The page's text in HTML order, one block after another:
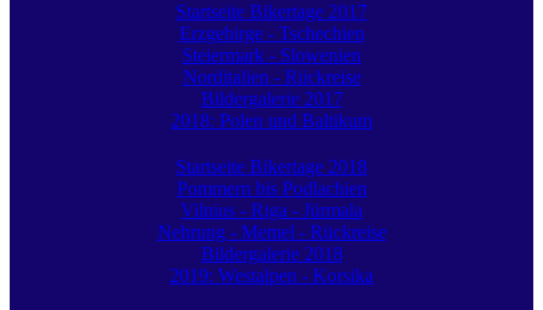
Startseite Bikertage 2017
Erzgebirge - Tschechien
Steiermark - Slowenien
Norditalien - Rückreise
Bildergalerie 2017
2018: Polen und Baltikum
Startseite Bikertage 2018
Pommern bis Podlachien
Vilnius - Riga - Jürmala
Nehrung - Memel - Rückreise
Bildergalerie 2018
2019: Westalpen - Korsika